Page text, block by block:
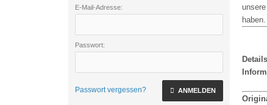
haben.
E-Mail-Adresse:
Passwort:
Passwort vergessen? ANMELDEN